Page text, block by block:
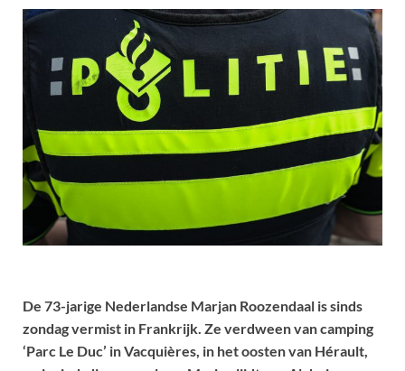
De 73-jarige Nederlandse Marjan Roozendaal is sinds
zondag vermist in Frankrijk. Ze verdween van camping
‘Parc Le Duc’ in Vacquières, in het oosten van Hérault,